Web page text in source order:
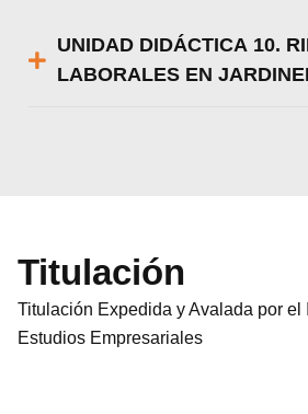
UNIDAD DIDÁCTICA 10.
LABORALES EN
Titulación
Titulación Expedida y Avalada por el
Estudios Empresariales